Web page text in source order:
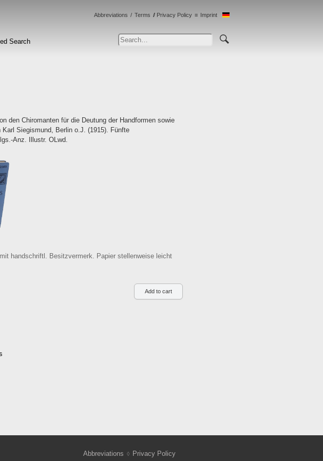
Search
Abbreviations Terms Privacy Policy Imprint
den Chiromanten für die Deutung der Handformen sowie
Siegismund, Berlin o.J. (1915). Fünfte
Anz. Illustr. OLwd.
handschriftl. Besitzvermerk. Papier stellenweise leicht
Abbreviations
Privacy Policy